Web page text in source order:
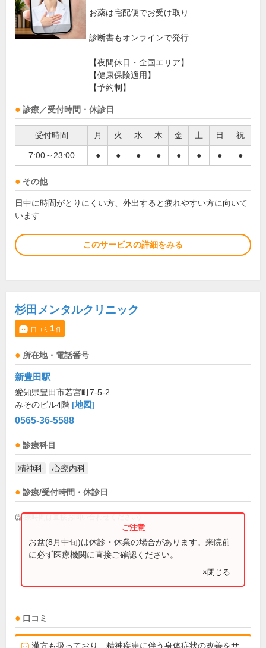
お薬は宅配便でお受け取り
診断書もオンラインで発行
【夜間休日・全国エリア】
【健康保険適用】
【予約制】
診療／受付時間・休診日
受付時間 月 火 水 木 金 土 日 祝
7:00～23:00 ● ● ● ● ● ● ● ●
その他
日中に時間がとりにくい方、外出すると疲れやすい方に向いて
います
このサービスの詳細をみる
杉田メンタルクリニック
口コミ 1件
所在地・電話番号
新豊田駅
愛知県豊田市若宮町7-5-2
みそのビル4階 [地図]
0565-36-5588
診療科目
精神科 心療内科
診療/受付時間・休診日
(診療時間は直接お問い合わせください)
お盆(8月中旬)は休診・休業の場合があります。来院前
に必ず医療機関に直接ご確認ください。
×閉じる
口コミ
漢方も扱っており、精神疾患に伴う身体症状の改善をサ